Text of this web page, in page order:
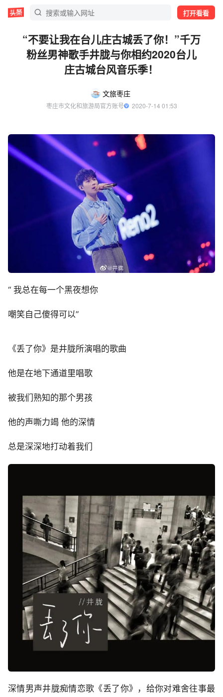
打开看看
“不要让我在台儿庄古城丢了你！”千万
粉丝男神歌手井胧与你相约2020台儿
庄古城台风音乐季！
文旅枣庄
枣庄市文化和旅游局官方账号
  2020-7-14 01:53
“ 我总在每一个黑夜想你
嘲笑自己傻得可以”
《丢了你》是井胧所演唱的歌曲
他是在地下通道里唱歌
被我们熟知的那个男孩
他的声嘶力竭 他的深情
总是深深地打动着我们
深情男声井胧痴情恋歌《丢了你》，给你对难舍往事最